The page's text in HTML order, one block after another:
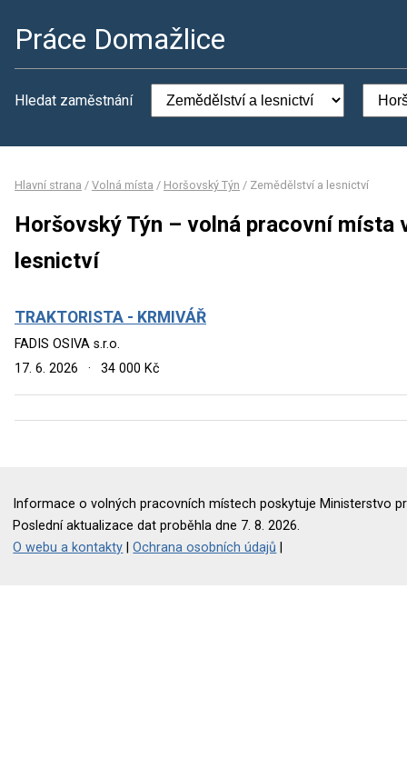
Práce Domažlice
Hledat zaměstnání
Hlavní strana / Volná místa / Horšovský Týn / Zemědělství a lesnictví
Horšovský Týn – volná pracovní místa
lesnictví
TRAKTORISTA - KRMIVÁŘ
FADIS OSIVA s.r.o.
17. 6. 2026
· 34 000 Kč
Informace o volných pracovních místech poskytuje Ministerstvo
Poslední aktualizace dat proběhla dne 7. 8. 2026.
O webu a kontakty |Ochrana osobních údajů